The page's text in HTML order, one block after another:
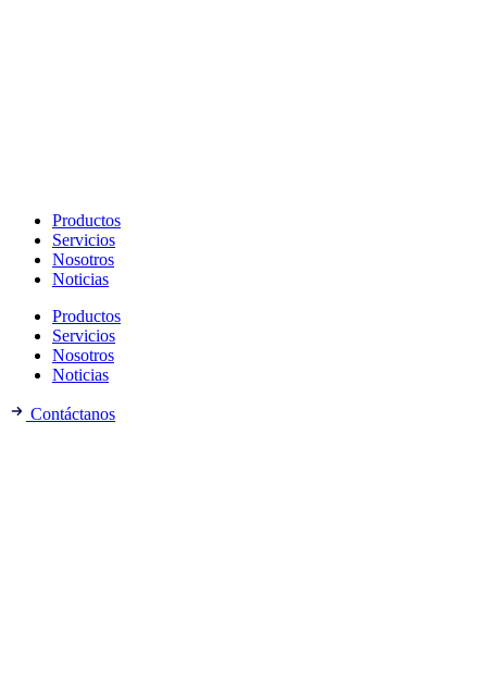
Productos
Servicios
Nosotros
Noticias
Productos
Servicios
Nosotros
Noticias
Contáctanos